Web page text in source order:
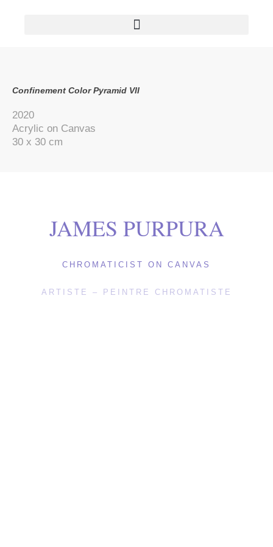
Confinement Color Pyramid VII
2020
Acrylic on Canvas
30 x 30 cm
JAMES PURPURA
CHROMATICIST ON CANVAS
ARTISTE – PEINTRE CHROMATISTE